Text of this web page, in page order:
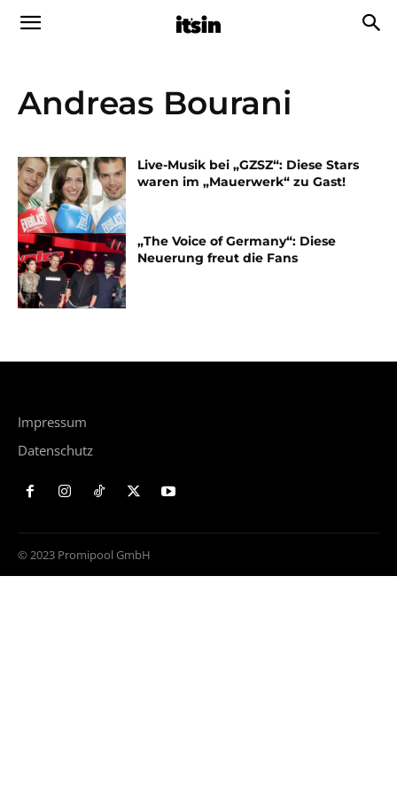
Andreas Bourani
Live-Musik bei „GZSZ“: Diese Stars
waren im „Mauerwerk“ zu Gast!
„The Voice of Germany“: Diese
Neuerung freut die Fans
Impressum
Datenschutz
© 2023 Promipool GmbH